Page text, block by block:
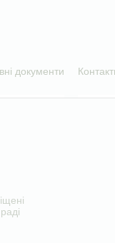
документи